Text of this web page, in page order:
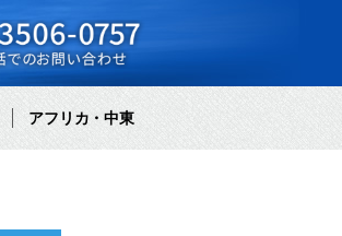
アフリカ・中東